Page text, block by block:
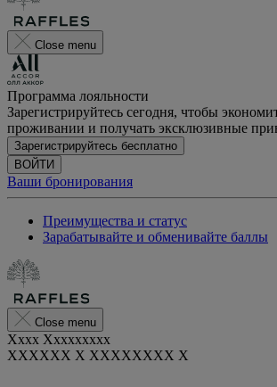
Close menu
Программа лояльности
Зарегистрируйтесь сегодня, чтобы
проживании и получать эксклюзивные
Зарегистрируйтесь бесплатно
ВОЙТИ
Ваши бронирования
Преимущества и статус
Зарабатывайте и обменивайте баллы
Close menu
Xxxx Xxxxxxxxx
XXXXXX X XXXXXXXX X